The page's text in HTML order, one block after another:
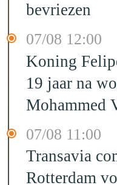
bevriezen
07/08 12:00
Koning
19 jaar na
Mohammed
07/08 11:00
Transavia
Rotterdam